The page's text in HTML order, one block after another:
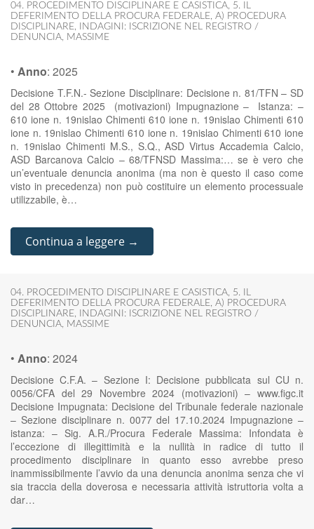
04. PROCEDIMENTO DISCIPLINARE E CASISTICA, 5. IL
DEFERIMENTO DELLA PROCURA FEDERALE, A) PROCEDURA
DISCIPLINARE,
INDAGINI: ISCRIZIONE NEL REGISTRO /
DENUNCIA, MASSIME
• Anno: 2025
Decisione T.F.N.- Sezione Disciplinare: Decisione n. 81/TFN – SD
del 28 Ottobre 2025 (motivazioni) Impugnazione – Istanza: –
610 ione n. 19nislao Chimenti 610 ione n. 19nislao Chimenti 610
ione n. 19nislao Chimenti 610 ione n. 19nislao Chimenti 610 ione
n. 19nislao Chimenti M.S., S.Q., ASD Virtus Accademia Calcio,
ASD Barcanova Calcio – 68/TFNSD Massima:… se è vero che
un’eventuale denuncia anonima (ma non è questo il caso come
visto in precedenza) non può costituire un elemento processuale
utilizzabile, è…
Continua a leggere →
04. PROCEDIMENTO DISCIPLINARE E CASISTICA, 5. IL
DEFERIMENTO DELLA PROCURA FEDERALE, A) PROCEDURA
DISCIPLINARE,
INDAGINI: ISCRIZIONE NEL REGISTRO /
DENUNCIA, MASSIME
• Anno: 2024
Decisione C.F.A. – Sezione I: Decisione pubblicata sul CU n.
0056/CFA del 29 Novembre 2024 (motivazioni) – www.figc.it
Decisione Impugnata: Decisione del Tribunale federale nazionale
– Sezione disciplinare n. 0077 del 17.10.2024 Impugnazione –
istanza: – Sig. A.R./Procura Federale Massima: Infondata è
l’eccezione di illegittimità e la nullità in radice di tutto il
procedimento disciplinare in quanto esso avrebbe preso
inammissibilmente l’avvio da una denuncia anonima senza che vi
sia traccia della doverosa e necessaria attività istruttoria volta a
dar…